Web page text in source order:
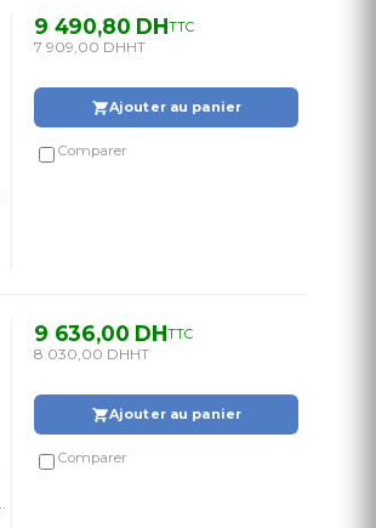
9 490,80 DHTTC
7 909,00 DHHT
Ajouter au panier
Comparer
9 636,00 DHTTC
8 030,00 DHHT
Ajouter au panier
Comparer